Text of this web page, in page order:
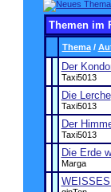
Themen im
Thema/
Der
Taxi5013
Die Lerche
Taxi5013
Der
Taxi5013
Die Erde
Marga